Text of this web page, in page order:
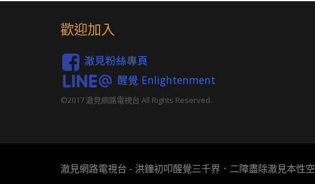
歡迎加入
澈見粉絲專頁
醒覺 Enlightenment
©2017 澈見網路電視台 All Rights Reserved.
澈見網路電視台 - 洪鐘初叩醒覺三千界．二障盡除澈見本性空